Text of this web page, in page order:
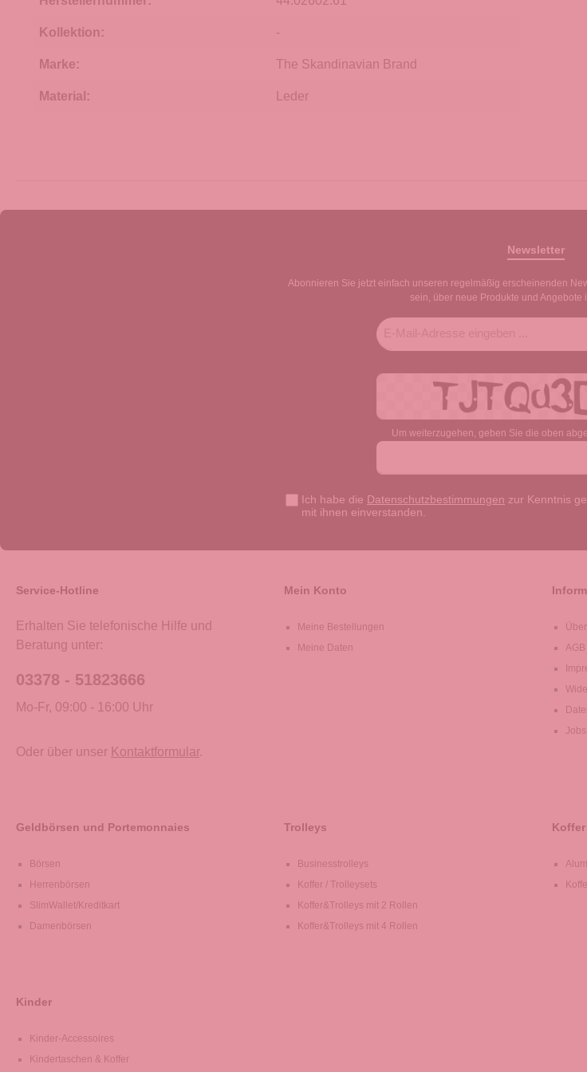
Kollektion: -
Marke: The Skandinavian Brand
Material: Leder
Newsletter
Abonnieren Sie jetzt einfach unseren regelmäßig erscheinenden
sein, über neue Produkte und Angebote
Adresse*
Um weiterzugehen, geben Sie die oben
Ich habe die Datenschutzbestimmungen zur Kenntnis
mit ihnen einverstanden.
Service-Hotline
Erhalten Sie telefonische Hilfe und
Beratung unter:
03378 - 51823666
Mo-Fr, 09:00 - 16:00 Uhr
Oder über unser Kontaktformular.
Mein Konto
Meine Bestellungen
Meine Daten
AGB
Jobs
Geldbörsen und Portemonnaies
Börsen
Herrenbörsen
SlimWallet/Kreditkart
Damenbörsen
Trolleys
Businesstrolleys
Koffer / Trolleysets
Koffer&Trolleys mit 2 Rollen
Koffer&Trolleys mit 4 Rollen
Koffer
Kinder
Kinder-Accessoires
Kindertaschen & Koffer